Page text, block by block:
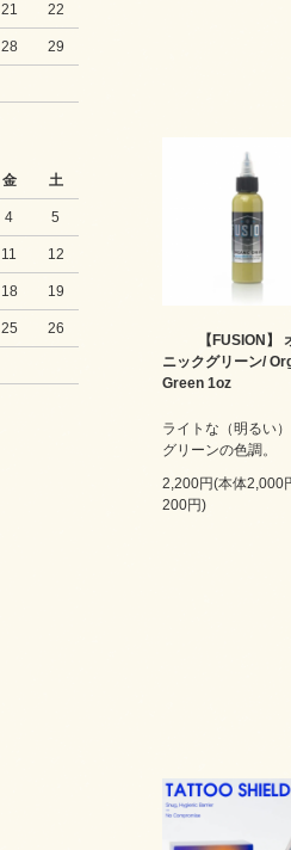
21 22
28 29
金 土
4 5
11 12
18 19
25 26
【FUSION】
ニックグリーン/
Green 1oz
ライトな（明るい
グリーンの色調。
2,200円(本体2,000
200円)